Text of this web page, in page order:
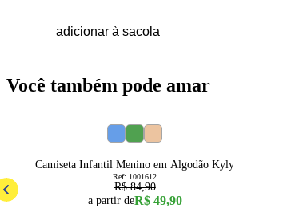
adicionar à sacola
Você também pode amar
Camiseta Infantil Menino em Algodão Kyly
Ref: 1001612
R$ 84,90
a partir deR$ 49,90